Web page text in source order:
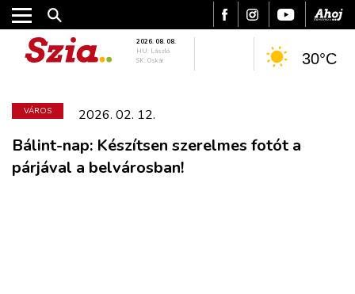
2026. 08. 08.
HU: László
SK: Oskár
30°C
VÁROS 2026. 02. 12.
Bálint-nap: Készítsen szerelmes fotót a
párjával a belvárosban!